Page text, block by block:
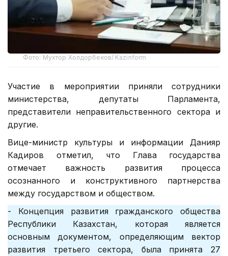
Фото: Мухтор Холдорбеков/ Kazinform
Участие в мероприятии приняли сотрудники
министерства, депутаты Парламента,
представители неправительственного сектора и
другие.
Вице-министр культуры и информации Данияр
Кадиров отметил, что Глава государства
отмечает важность развития процесса
осознанного и конструктивного партнерства
между государством и обществом.
- Концепция развития гражданского общества
Республики Казахстан, которая является
основным документом, определяющим вектор
развития третьего сектора, была принята 27